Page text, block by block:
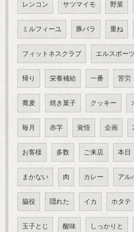
レンコン サツマイモ 野菜
ミルフィーユ 豚バラ 重ね
フィットネスクラブ エルスポーツ
帰り 栄養補給 一番 苦労
蕎麦 焼き菓子 クッキー
毎月 赤字 覚悟 企画
お客様 多数 ご来店 本日
まかない 肉 カレー アル
脇役 隠れた イカ ホタテ
玉子とじ 酸味 しっかりと